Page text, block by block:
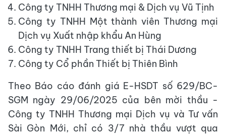
Công ty TNHH Thương mại & Dịch vụ Vũ Tịnh
Công ty TNHH Một thành viên Thương mại
Dịch vụ Xuất nhập khẩu An Hùng
Công ty TNHH Trang thiết bị Thái Dương
Công ty Cổ phần Thiết bị Thiên Bình
Theo Báo cáo đánh giá E-HSDT số 629/BC-
SGM ngày 29/06/2025 của bên mời thầu -
Công ty TNHH Thương mại Dịch vụ và Tư vấn
Sài Gòn Mới, chỉ có 3/7 nhà thầu vượt qua